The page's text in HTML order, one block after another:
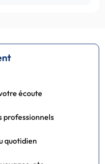
écoute
professionnels
quotidien